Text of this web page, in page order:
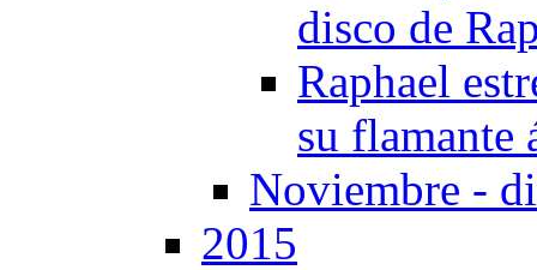
disco de
Raphael
su flamante
Noviembre -
2015